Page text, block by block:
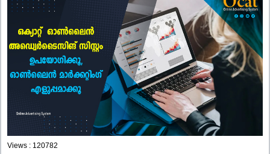
Views : 120782